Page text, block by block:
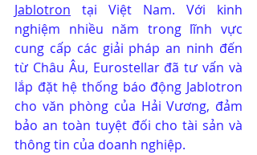
Jablotron tại Việt Nam. Với kinh
nghiệm nhiều năm trong lĩnh vực
cung cấp các giải pháp an ninh đến
từ Châu Âu, Eurostellar đã tư vấn và
lắp đặt hệ thống báo động Jablotron
cho văn phòng của Hải Vương, đảm
bảo an toàn tuyệt đối cho tài sản và
thông tin của doanh nghiệp.